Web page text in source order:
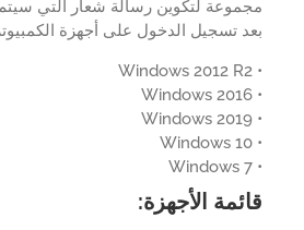
لتكوين رسالة شعار التي سيتم
تسجيل الدخول على أجهزة الكمبيوتر
الأجهزة: